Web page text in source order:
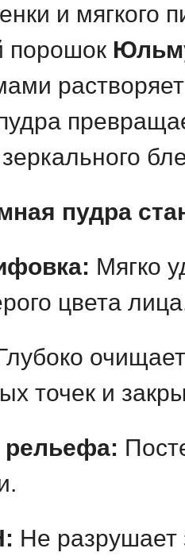
и
порошок
пудра
Мягко
цвета
точек и
Не